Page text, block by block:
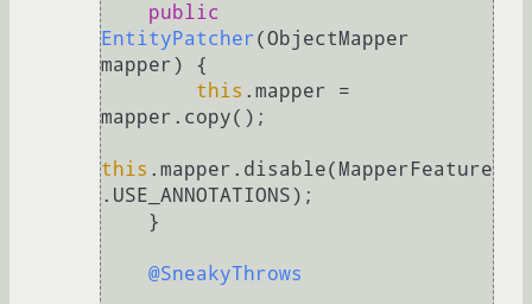
public
EntityPatcher (ObjectMapper
mapper)
{
this .mapper =
mapper.copy();
this .mapper.disable(MapperFeature
.USE_ANNOTATIONS);
@SneakyThrows